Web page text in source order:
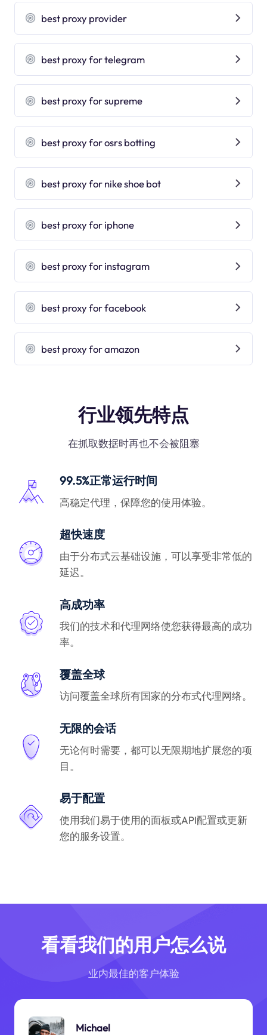
best proxy provider
best proxy for telegram
best proxy for supreme
best proxy for osrs botting
best proxy for nike shoe bot
best proxy for iphone
best proxy for instagram
best proxy for facebook
best proxy for amazon
行业领先特点
在抓取数据时再也不会被阻塞
99.5%正常运行时间
高稳定代理，保障您的使用体验。
超快速度
由于分布式云基础设施，可以享受非常低的
延迟。
高成功率
我们的技术和代理网络使您获得最高的成功
率。
覆盖全球
访问覆盖全球所有国家的分布式代理网络。
无限的会话
无论何时需要，都可以无限期地扩展您的项
目。
易于配置
使用我们易于使用的面板或API配置或更新
您的服务设置。
看看我们的用户怎么说
业内最佳的客户体验
Michael